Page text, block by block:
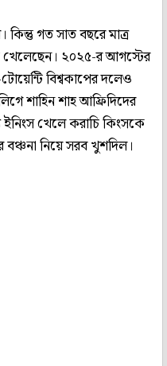
গত সাত বছরে মাত্র
খেলেছেন। ২০২৫-র আগস্টের
বিশ্বকাপের দলেও
শাহিন শাহ আফ্রিদিদের
ইনিংস খেলে করাচি কিংসকে
নিয়ে সরব খুশদিল।